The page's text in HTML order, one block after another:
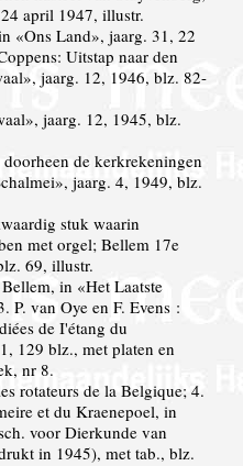
april 1947, illustr.
«Ons Land», jaarg. 31, 22
Uitstap naar den
jaarg. 12, 1946, blz. 82-
jaarg. 12, 1945, blz.
de kerkrekeningen
jaarg. 4, 1949, blz.
stuk waarin
met orgel; Bellem 17e
69, illustr.
in «Het Laatste
P. van Oye en F. Evens :
de I'étang du
129 blz., met platen en
nr 8.
rotateurs de la Belgique; 4.
et du Kraenepoel, in
voor Dierkunde van
in 1945), met tab., blz.